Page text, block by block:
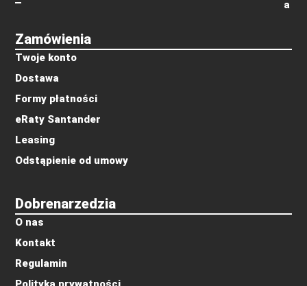
Dobrenarzedzia
O nas
Kontakt
Regulamin
Zamówienia
Twoje konto
Dostawa
Formy płatności
eRaty Santander
Leasing
Odstąpienie od umowy
a